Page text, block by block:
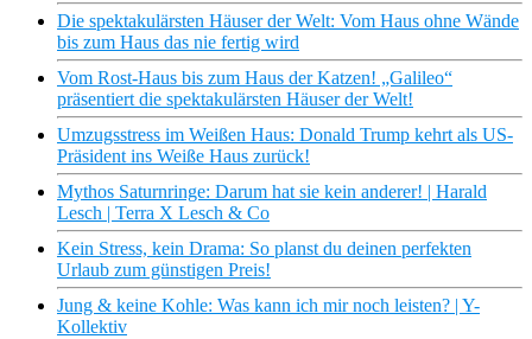
Die spektakulärsten Häuser der Welt: Vom Haus ohne Wände
bis zum Haus das nie fertig wird
Vom Rost-Haus bis zum Haus der Katzen! „Galileo“
präsentiert die spektakulärsten Häuser der Welt!
Umzugsstress im Weißen Haus: Donald Trump kehrt als US-
Präsident ins Weiße Haus zurück!
Mythos Saturnringe: Darum hat sie kein anderer! | Harald
Lesch | Terra X Lesch & Co
Kein Stress, kein Drama: So planst du deinen perfekten
Urlaub zum günstigen Preis!
Jung & keine Kohle: Was kann ich mir noch leisten? | Y-
Kollektiv